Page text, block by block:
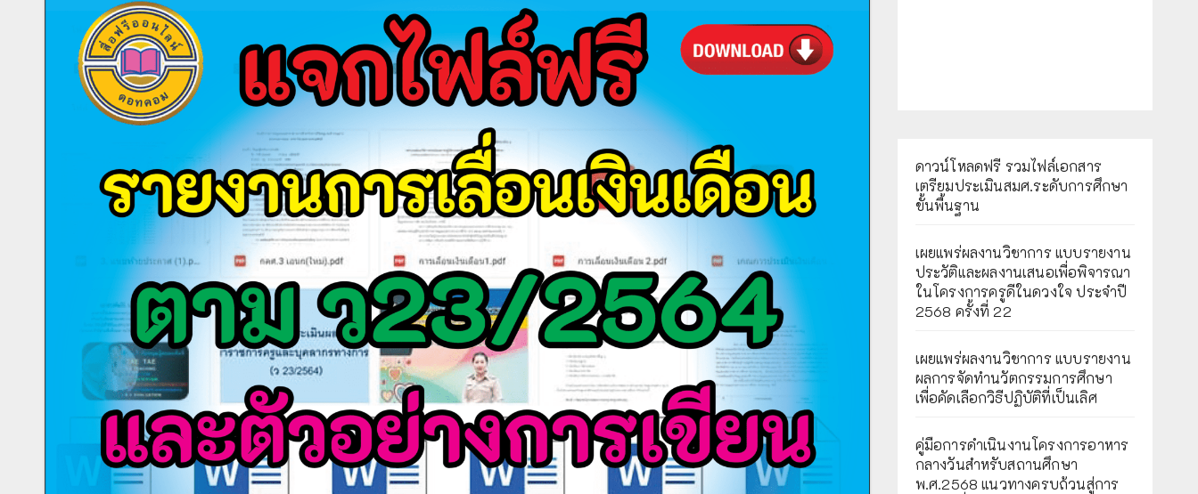
ดาวน์โหลดฟรี รวมไฟล์เอกสาร
เตรียมประเมินสมศ.ระดับการศึกษา
ขั้นพื้นฐาน
เผยแพร่ผลงานวิชาการ แบบรายงาน
ประวัติและผลงานเสนอเพื่อพิจารณา
ในโครงการครูดีในดวงใจ ประจำปี
2568 ครั้งที่ 22
เผยแพร่ผลงานวิชาการ แบบรายงาน
ผลการจัดทำนวัตกรรมการศึกษา
เพื่อคัดเลือกวิธีปฏิบัติที่เป็นเลิศ
คู่มือการดำเนินงานโครงการอาหาร
กลางวันสำหรับสถานศึกษา
พ.ศ.2568 แนวทางครบถ้วนสู่การ